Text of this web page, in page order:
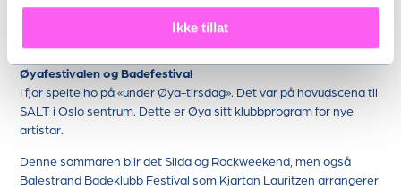
Ikke tillat
fekk dei låne ein raud Corvette til bryllaupet. Dette er
bakgrunnen for pressebilete med ein liknande raud amerikanske
Øyafestivalen og Badefestival
I fjor spelte ho på «under Øya-tirsdag». Det var på hovudscena til
SALT i Oslo sentrum. Dette er Øya sitt klubbprogram for nye
artistar.
Denne sommaren blir det Silda og Rockweekend, men også
Balestrand Badeklubb Festival som Kjartan Lauritzen arrangerer